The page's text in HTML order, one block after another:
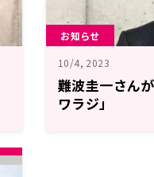
お知らせ
10/4, 2023
難波圭一さん
ワラジ」